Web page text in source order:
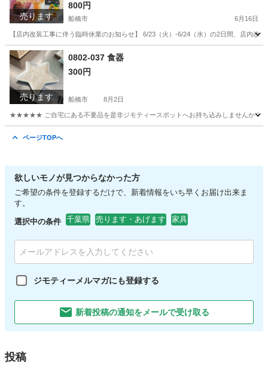
売ります
800円
船橋市 6月16日
【店内改装工事に伴う臨時休業のお知らせ】 6/23（火）-6/24（水）の2日間、店内
千葉 船橋市 リユース
売ります
0802-037 食器
300円
船橋市 8月2日
★★★★★ ご自宅にある不要品を是非ジモティースポットへお持ち込みしませんか？
ページTOPへ
欲しいモノが見つからなかった方
ご希望の条件を登録するだけで、新着情報をいち早くお届け出来ま
す。
選択中の条件 千葉県 売ります・あげます 家具
ジモティーメルマガにも登録する
新着投稿の通知をメールで受け取る
投稿